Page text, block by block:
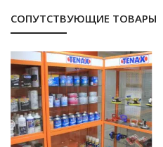
СОПУТСТВУЮЩИЕ ТОВАРЫ